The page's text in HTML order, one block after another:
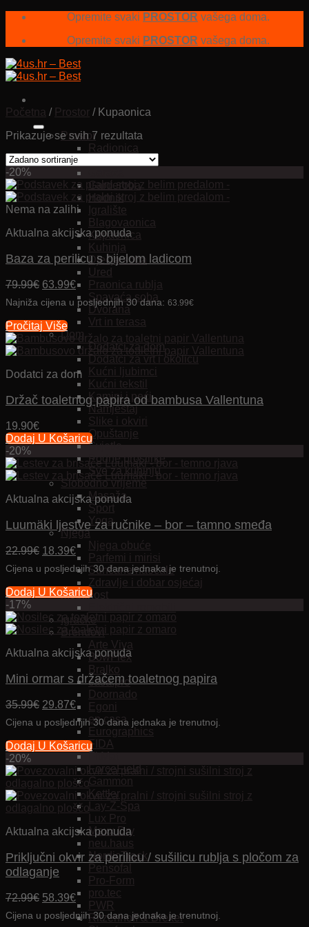
Skip
content
Opremite svaki PROSTOR vašega doma.
Opremite svaki PROSTOR vašega doma.
Prostor
Radionica
Dnevna soba
Garderoba
Hodnik
Igralište
Blagovaonica
Kupaonica
Kuhinja
Dječja soba
Ured
Praonica rublja
Spavaća soba
Dvorana
Vrt in terasa
Dom
Dodatci za dom
Dodatci za vrt i okolicu
Kućni ljubimci
Kućni tekstil
Kamini i peći
Namještaj
Slike i okviri
Opuštanje
Svjetla
Podne prostirke
Sve za kuhinju
Slobodno vrijeme
Masaža
Sport
Yoga
Njega
Njega obuće
Parfemi i mirisi
Sunčane naočale
Zdravlje i dobar osjećaj
Mobilnost
Igračke
Brendovi
Arte Viva
BowFlex
Bralko
casa.pro
Doornado
Egoni
en.casa
Eurographics
FIDA
FitMat
ForceField
Gammon
Kettler
Lay-Z-Spa
Lux Pro
Maxx Dry
neu.haus
NordicTrack
Pensofal
Pro-Form
pro.tec
PWR
Ritzenhoff & Breker
Početna / Prostor /Kupaonica
Prikazuje se svih 7 rezultata
-20%
Nema na zalihi
Aktualna akcijska ponuda
Baza za perilicu s bijelom ladicom
79.99€ Izvorna
cijena
bila
je:
79.99€.
63.99€Trenutna
cijena
je:
63.99€.
Najniža cijena u posljednjih 30 dana: 63.99€
Pročitaj Više
Dodatci za dom
Držač toaletnog papira od bambusa Vallentuna
19.90€
Dodaj U Košaricu
-20%
Aktualna akcijska ponuda
Luumäki ljestve za ručnike – bor – tamno smeđa
22.99€ Izvorna
cijena
bila
je:
22.99€.
18.39€Trenutna
cijena
je:
18.39€.
Cijena u posljednjih 30 dana jednaka je trenutnoj.
Dodaj U Košaricu
-17%
Aktualna akcijska ponuda
Mini ormar s držačem toaletnog papira
35.99€ Izvorna
cijena
bila
je:
35.99€.
29.87€Trenutna
cijena
je:
29.87€.
Cijena u posljednjih 30 dana jednaka je trenutnoj.
Dodaj U Košaricu
-20%
Aktualna akcijska ponuda
Priključni okvir za perilicu / sušilicu rublja s pločom za
odlaganje
72.99€ Izvorna
cijena
bila
58.39€Trenutna
cijena
je:
Cijena u posljednjih 30 dana jednaka je trenutnoj.